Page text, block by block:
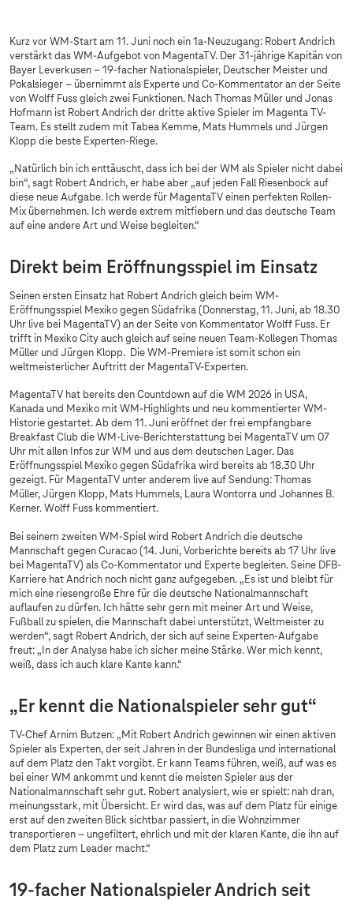
Kurz vor WM-Start am 11. Juni noch ein 1a-Neuzugang: Robert Andrich
verstärkt das WM-Aufgebot von MagentaTV. Der 31-jährige Kapitän von
Bayer Leverkusen – 19-facher Nationalspieler, Deutscher Meister und
Pokalsieger – übernimmt als Experte und Co-Kommentator an der Seite
von Wolff Fuss gleich zwei Funktionen. Nach Thomas Müller und Jonas
Hofmann ist Robert Andrich der dritte aktive Spieler im Magenta TV-
Team. Es stellt zudem mit Tabea Kemme, Mats Hummels und Jürgen
Klopp die beste Experten-Riege.
„Natürlich bin ich enttäuscht, dass ich bei der WM als Spieler nicht dabei
bin“, sagt Robert Andrich, er habe aber „auf jeden Fall Riesenbock auf
diese neue Aufgabe. Ich werde für MagentaTV einen perfekten Rollen-
Mix übernehmen. Ich werde extrem mitfiebern und das deutsche Team
auf eine andere Art und Weise begleiten.“
Direkt beim Eröffnungsspiel im Einsatz
Seinen ersten Einsatz hat Robert Andrich gleich beim WM-
Eröffnungsspiel Mexiko gegen Südafrika (Donnerstag, 11. Juni, ab 18.30
Uhr live bei MagentaTV) an der Seite von Kommentator Wolff Fuss. Er
trifft in Mexiko City auch gleich auf seine neuen Team-Kollegen Thomas
Müller und Jürgen Klopp. Die WM-Premiere ist somit schon ein
weltmeisterlicher Auftritt der MagentaTV-Experten.
MagentaTV hat bereits den Countdown auf die WM 2026 in USA,
Kanada und Mexiko mit WM-Highlights und neu kommentierter WM-
Historie gestartet. Ab dem 11. Juni eröffnet der frei empfangbare
Breakfast Club die WM-Live-Berichterstattung bei MagentaTV um 07
Uhr mit allen Infos zur WM und aus dem deutschen Lager. Das
Eröffnungsspiel Mexiko gegen Südafrika wird bereits ab 18.30 Uhr
gezeigt. Für MagentaTV unter anderem live auf Sendung: Thomas
Müller, Jürgen Klopp, Mats Hummels, Laura Wontorra und Johannes B.
Kerner. Wolff Fuss kommentiert.
Bei seinem zweiten WM-Spiel wird Robert Andrich die deutsche
Mannschaft gegen Curacao (14. Juni, Vorberichte bereits ab 17 Uhr live
bei MagentaTV) als Co-Kommentator und Experte begleiten. Seine DFB-
Karriere hat Andrich noch nicht ganz aufgegeben. „Es ist und bleibt für
mich eine riesengroße Ehre für die deutsche Nationalmannschaft
auflaufen zu dürfen. Ich hätte sehr gern mit meiner Art und Weise,
Fußball zu spielen, die Mannschaft dabei unterstützt, Weltmeister zu
werden“, sagt Robert Andrich, der sich auf seine Experten-Aufgabe
freut: „In der Analyse habe ich sicher meine Stärke. Wer mich kennt,
weiß, dass ich auch klare Kante kann.“
„Er kennt die Nationalspieler sehr gut“
TV-Chef Arnim Butzen: „Mit Robert Andrich gewinnen wir einen aktiven
Spieler als Experten, der seit Jahren in der Bundesliga und international
auf dem Platz den Takt vorgibt. Er kann Teams führen, weiß, auf was es
bei einer WM ankommt und kennt die meisten Spieler aus der
Nationalmannschaft sehr gut. Robert analysiert, wie er spielt: nah dran,
meinungsstark, mit Übersicht. Er wird das, was auf dem Platz für einige
erst auf den zweiten Blick sichtbar passiert, in die Wohnzimmer
transportieren – ungefiltert, ehrlich und mit der klaren Kante, die ihn auf
dem Platz zum Leader macht.“
19-facher Nationalspieler Andrich seit